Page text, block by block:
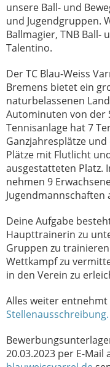
unsere Ball- und
und Jugendgruppen.
Ballmagier, TNB Ball-
Talentino.
Der TC Blau-Weiss
Bremens bietet ein
naturbelassenen
Autominuten von der
Tennisanlage hat 7
Ganzjahresplätze
Plätze mit Flutlicht
ausgestatteten Platz.
nehmen 9
Jugendmannschaften
Deine Aufgabe
Haupttrainerin zu
Gruppen zu
Wettkampf zu
in den Verein zu
Alles weiter
Stellenausschreibung.
20.03.2023 per E-Mail